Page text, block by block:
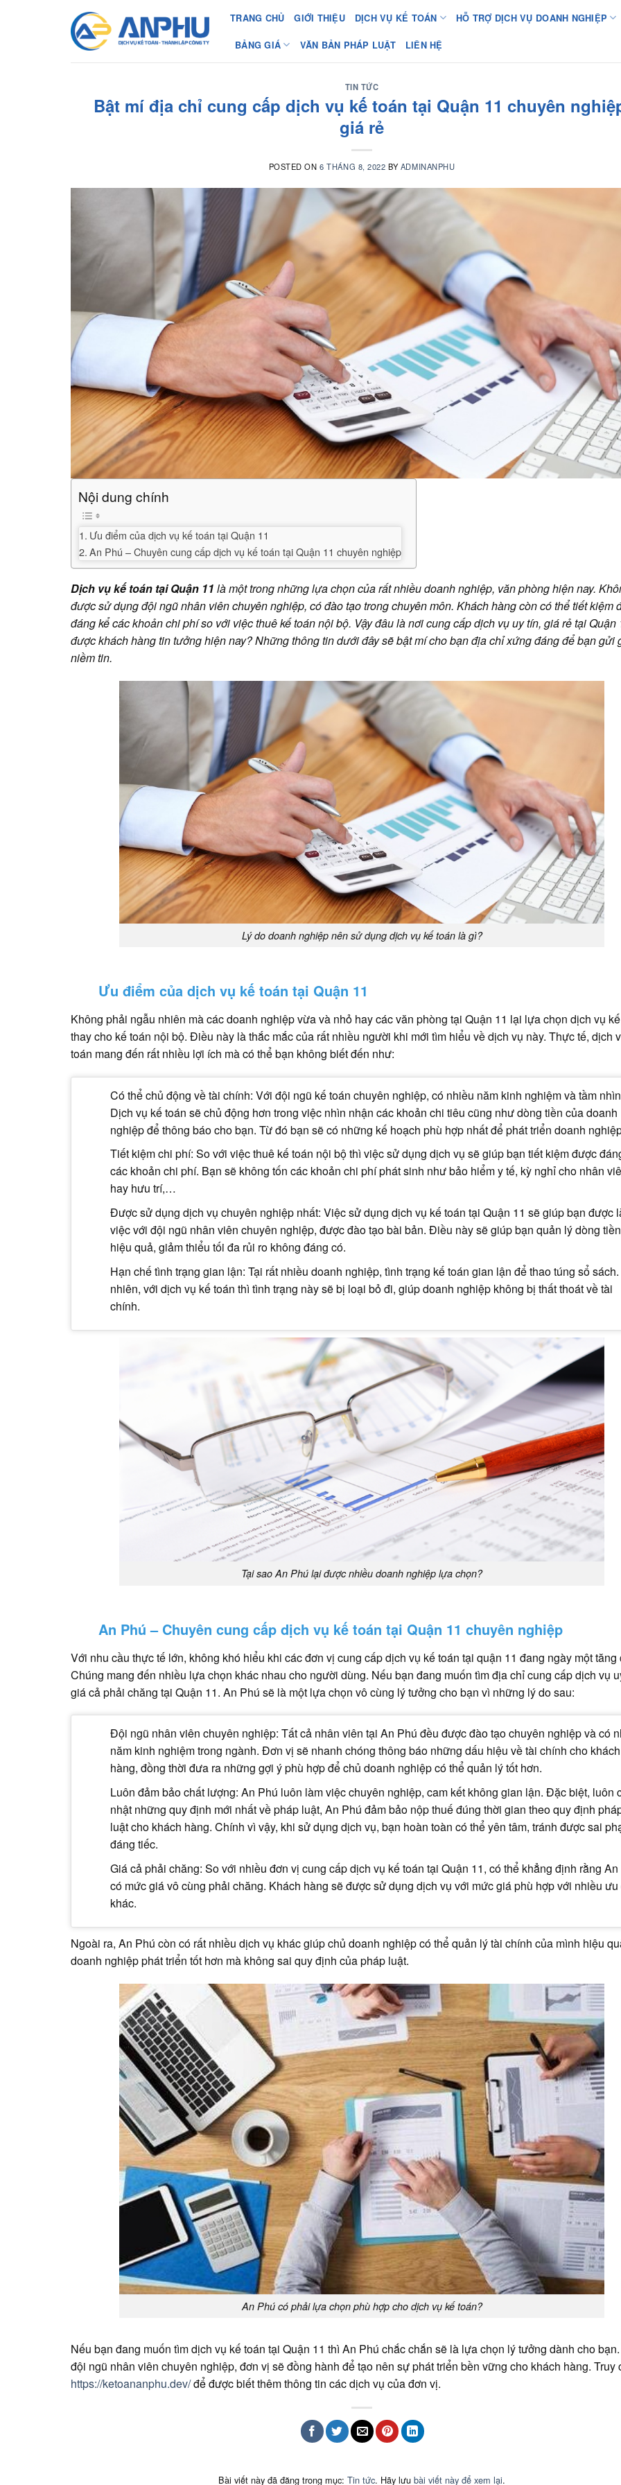
TRANG CHỦ GIỚI THIỆU DỊCH VỤ KẾ TOÁN HỖ TRỢ DỊCH VỤ DOANH NGHIỆP
BẢNG GIÁ VĂN BẢN PHÁP LUẬT LIÊN HỆ
TIN TỨC
Bật mí địa chỉ cung cấp dịch vụ kế toán tại Quận 11 chuyên
giá rẻ
POSTED ON6 THÁNG 8, 2022 BYADMINANPHU
Nội dung chính
Ưu điểm của dịch vụ kế toán tại Quận 11
An Phú – Chuyên cung cấp dịch vụ kế toán tại Quận 11 chuyên nghiệp
Dịch vụ kế toán tại Quận 11 là một trong những lựa chọn của rất nhiều doanh nghiệp, văn phòng hiện nay.
được sử dụng đội ngũ nhân viên chuyên nghiệp, có đào tạo trong chuyên môn. Khách hàng còn có thể tiết kiệm
đáng kể các khoản chi phí so với việc thuê kế toán nội bộ. Vậy đâu là nơi cung cấp dịch vụ uy tín, giá rẻ tại Quận
được khách hàng tin tưởng hiện nay? Những thông tin dưới đây sẽ bật mí cho bạn địa chỉ xứng đáng để bạn gửi
niềm tin.
Lý do doanh nghiệp nên sử dụng dịch vụ kế toán là gì?
Ưu điểm của dịch vụ kế toán tại Quận 11
Không phải ngẫu nhiên mà các doanh nghiệp vừa và nhỏ hay các văn phòng tại Quận 11 lại lựa chọn dịch vụ
thay cho kế toán nội bộ. Điều này là thắc mắc của rất nhiều người khi mới tìm hiểu về dịch vụ này. Thực tế, dịch
toán mang đến rất nhiều lợi ích mà có thể bạn không biết đến như:
Có thể chủ động về tài chính: Với đội ngũ kế toán chuyên nghiệp, có nhiều năm kinh nghiệm và tầm
Dịch vụ kế toán sẽ chủ động hơn trong việc nhìn nhận các khoản chi tiêu cũng như dòng tiền của doanh
nghiệp để thông báo cho bạn. Từ đó bạn sẽ có những kế hoạch phù hợp nhất để phát triển doanh
Tiết kiệm chi phí: So với việc thuê kế toán nội bộ thì việc sử dụng dịch vụ sẽ giúp bạn tiết kiệm được
các khoản chi phí. Bạn sẽ không tốn các khoản chi phí phát sinh như bảo hiểm y tế, kỳ nghỉ cho nhân
hay hưu trí,…
Được sử dụng dịch vụ chuyên nghiệp nhất: Việc sử dụng dịch vụ kế toán tại Quận 11 sẽ giúp bạn được
việc với đội ngũ nhân viên chuyên nghiệp, được đào tạo bài bản. Điều này sẽ giúp bạn quản lý dòng tiền
hiệu quả, giảm thiểu tối đa rủi ro không đáng có.
Hạn chế tình trạng gian lận: Tại rất nhiều doanh nghiệp, tình trạng kế toán gian lận để thao túng sổ
nhiên, với dịch vụ kế toán thì tình trạng này sẽ bị loại bỏ đi, giúp doanh nghiệp không bị thất thoát về tài
chính.
Tại sao An Phú lại được nhiều doanh nghiệp lựa chọn?
An Phú – Chuyên cung cấp dịch vụ kế toán tại Quận 11 chuyên nghiệp
Với nhu cầu thực tế lớn, không khó hiểu khi các đơn vị cung cấp dịch vụ kế toán tại quận 11 đang ngày một tăng
Chúng mang đến nhiều lựa chọn khác nhau cho người dùng. Nếu bạn đang muốn tìm địa chỉ cung cấp dịch vụ
giá cả phải chăng tại Quận 11. An Phú sẽ là một lựa chọn vô cùng lý tưởng cho bạn vì những lý do sau:
Đội ngũ nhân viên chuyên nghiệp: Tất cả nhân viên tại An Phú đều được đào tạo chuyên nghiệp và có
năm kinh nghiệm trong ngành. Đơn vị sẽ nhanh chóng thông báo những dấu hiệu về tài chính cho khách
hàng, đồng thời đưa ra những gợi ý phù hợp để chủ doanh nghiệp có thể quản lý tốt hơn.
Luôn đảm bảo chất lượng: An Phú luôn làm việc chuyên nghiệp, cam kết không gian lận. Đặc biệt, luôn
nhật những quy định mới nhất về pháp luật, An Phú đảm bảo nộp thuế đúng thời gian theo quy định
luật cho khách hàng. Chính vì vậy, khi sử dụng dịch vụ, bạn hoàn toàn có thể yên tâm, tránh được sai
đáng tiếc.
Giá cả phải chăng: So với nhiều đơn vị cung cấp dịch vụ kế toán tại Quận 11, có thể khẳng định rằng An
có mức giá vô cùng phải chăng. Khách hàng sẽ được sử dụng dịch vụ với mức giá phù hợp với nhiều ưu
khác.
Ngoài ra, An Phú còn có rất nhiều dịch vụ khác giúp chủ doanh nghiệp có thể quản lý tài chính của mình hiệu
doanh nghiệp phát triển tốt hơn mà không sai quy định của pháp luật.
An Phú có phải lựa chọn phù hợp cho dịch vụ kế toán?
Nếu bạn đang muốn tìm dịch vụ kế toán tại Quận 11 thì An Phú chắc chắn sẽ là lựa chọn lý tưởng dành cho
đội ngũ nhân viên chuyên nghiệp, đơn vị sẽ đồng hành để tạo nên sự phát triển bền vững cho khách hàng. Truy
https://ketoananphu.dev/để được biết thêm thông tin các dịch vụ của đơn vị.
Bài viết này đã đăng trong mục: Tin tức. Hãy lưu bài viết này để xem lại.